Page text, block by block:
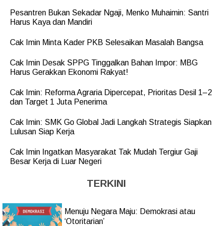
Pesantren Bukan Sekadar Ngaji, Menko Muhaimin: Santri
Harus Kaya dan Mandiri
Cak Imin Minta Kader PKB Selesaikan Masalah Bangsa
Cak Imin Desak SPPG Tinggalkan Bahan Impor: MBG
Harus Gerakkan Ekonomi Rakyat!
Cak Imin: Reforma Agraria Dipercepat, Prioritas Desil 1–2
dan Target 1 Juta Penerima
Cak Imin: SMK Go Global Jadi Langkah Strategis Siapkan
Lulusan Siap Kerja
Cak Imin Ingatkan Masyarakat Tak Mudah Tergiur Gaji
Besar Kerja di Luar Negeri
TERKINI
Menuju Negara Maju: Demokrasi atau
‘Otoritarian’